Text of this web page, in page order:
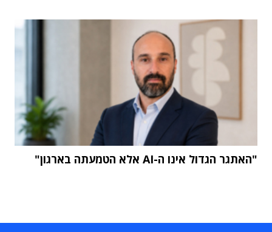
"האתגר הגדול אינו ה-AI אלא הטמעתה בארגון"